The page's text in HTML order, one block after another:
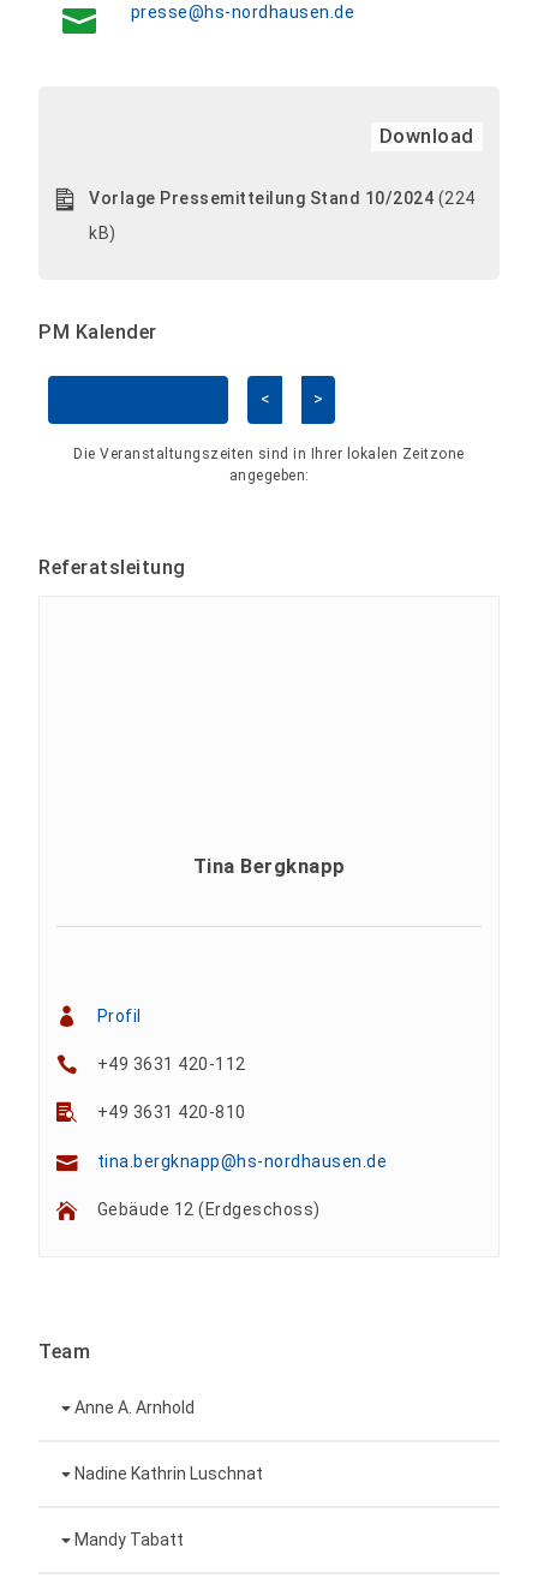
presse@hs-nordhausen.de
Download
Vorlage Pressemitteilung Stand 10/2024 (224
kB)
PM Kalender
< >
Die Veranstaltungszeiten sind in Ihrer lokalen Zeitzone
angegeben:
Referatsleitung
Tina Bergknapp
Profil
+49 3631 420-112
+49 3631 420-810
tina.bergknapp@hs-nordhausen.de
Gebäude 12 (Erdgeschoss)
Team
Anne A. Arnhold
+49 3631 420-151
anne-ariane.arnhold@hs-nordhausen.de
Nadine Kathrin Luschnat
Mandy Tabatt